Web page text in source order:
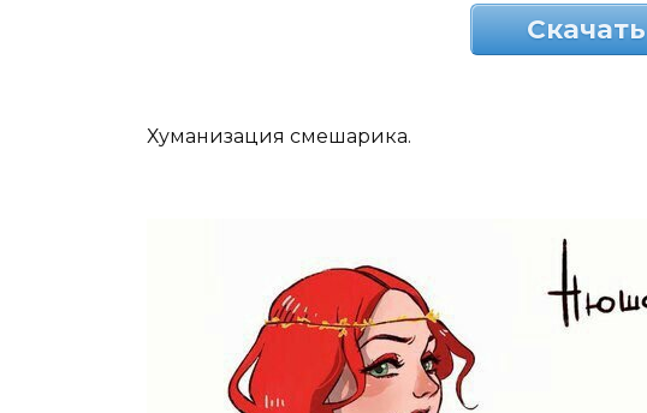
Скачать
Хуманизация смешарика.